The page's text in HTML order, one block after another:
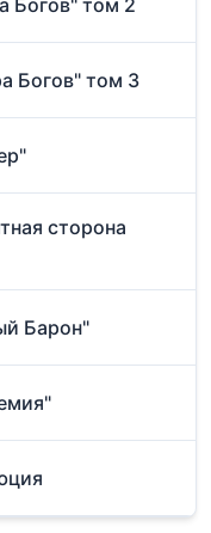
Богов" том 2
Богов" том 3
сторона
Барон"